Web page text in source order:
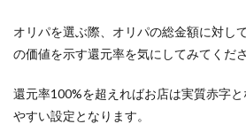
オリパを選ぶ際、オリパの総金額に対し
の価値を示す還元率を気にしてみてくださ
還元率100%を超えればお店は実質赤字
やすい設定となります。